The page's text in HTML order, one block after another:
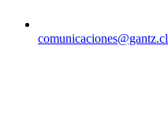
comunicaciones@gantz.cl